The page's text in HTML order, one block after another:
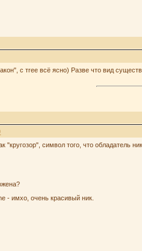
с тree всё ясно) Разве что вид
"кругозор", символ того, что
- имхо, очень красивый ник.